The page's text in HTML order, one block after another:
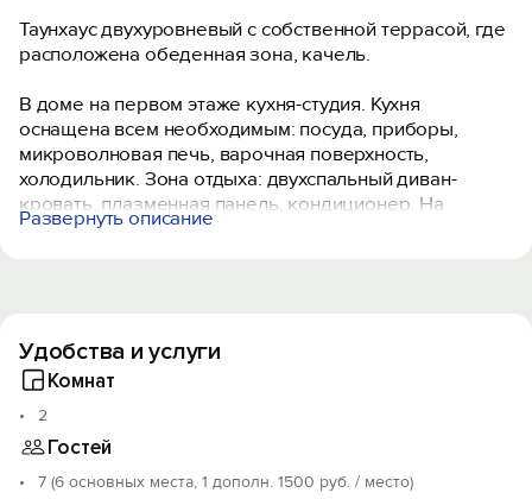
Таунхаус двухуровневый с собственной террасой, где
расположена обеденная зона, качель.
В доме на первом этаже кухня-студия. Кухня
оснащена всем необходимым: посуда, приборы,
микроволновая печь, варочная поверхность,
холодильник. Зона отдыха: двухспальный диван-
кровать, плазменная панель, кондиционер. На
втором этаже: двухспальная кровать, тахта , плазма,
Развернуть описание
Удобства и услуги
Комнат
2
Гостей
7 (6 основных места, 1 дополн. 1500 руб. / место)